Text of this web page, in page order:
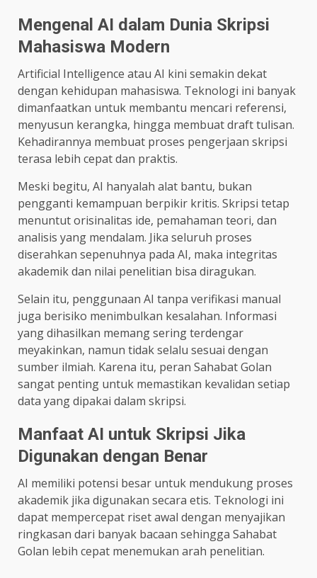
Mengenal AI dalam Dunia Skripsi
Mahasiswa Modern
Artificial Intelligence atau AI kini semakin dekat
dengan kehidupan mahasiswa. Teknologi ini banyak
dimanfaatkan untuk membantu mencari referensi,
menyusun kerangka, hingga membuat draft tulisan.
Kehadirannya membuat proses pengerjaan skripsi
terasa lebih cepat dan praktis.
Meski begitu, AI hanyalah alat bantu, bukan
pengganti kemampuan berpikir kritis. Skripsi tetap
menuntut orisinalitas ide, pemahaman teori, dan
analisis yang mendalam. Jika seluruh proses
diserahkan sepenuhnya pada AI, maka integritas
akademik dan nilai penelitian bisa diragukan.
Selain itu, penggunaan AI tanpa verifikasi manual
juga berisiko menimbulkan kesalahan. Informasi
yang dihasilkan memang sering terdengar
meyakinkan, namun tidak selalu sesuai dengan
sumber ilmiah. Karena itu, peran Sahabat Golan
sangat penting untuk memastikan kevalidan setiap
data yang dipakai dalam skripsi.
Manfaat AI untuk Skripsi Jika
Digunakan dengan Benar
AI memiliki potensi besar untuk mendukung proses
akademik jika digunakan secara etis. Teknologi ini
dapat mempercepat riset awal dengan menyajikan
ringkasan dari banyak bacaan sehingga Sahabat
Golan lebih cepat menemukan arah penelitian.